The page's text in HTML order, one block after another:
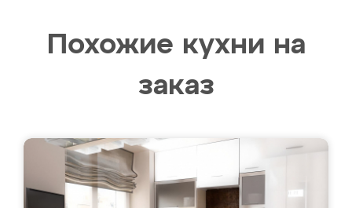
Похожие кухни на
заказ